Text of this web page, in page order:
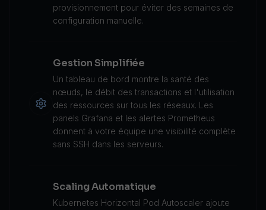
provisionnement pour éviter des semaines de
configuration manuelle.
Gestion Simplifiée
Un tableau de bord montre la santé des
nœuds, le débit des transactions et l'utilisation
des ressources sur tous les réseaux. Les
panels Grafana et les alertes Prometheus
donnent à votre équipe une visibilité complète
sans SSH dans les serveurs.
Scaling Automatique
Kubernetes Horizontal Pod Autoscaler ajoute